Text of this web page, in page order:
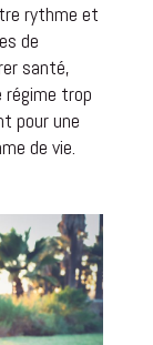
rythme et
de
santé,
régime trop
pour une
de vie.